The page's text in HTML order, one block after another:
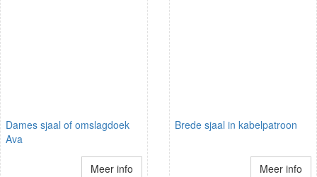
Dames sjaal of omslagdoek
Ava
Meer info
Brede sjaal in kabelpatroon
Meer info